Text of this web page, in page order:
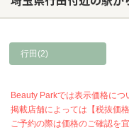
行田(2)
Beauty Parkでは表示価格につ
掲載店舗によっては【税抜価
ご予約の際は価格のご確認を